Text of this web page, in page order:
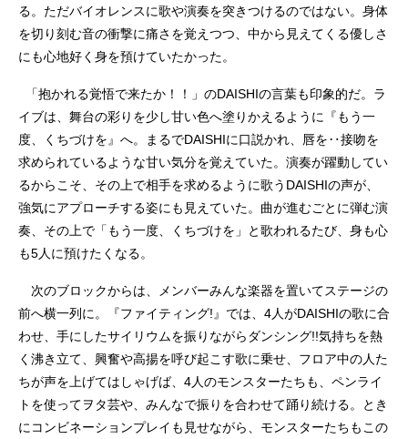
る。ただバイオレンスに歌や演奏を突きつけるのではない。身体
を切り刻む音の衝撃に痛さを覚えつつ、中から見えてくる優しさ
にも心地好く身を預けていたかった。
「抱かれる覚悟で来たか！！」のDAISHIの言葉も印象的だ。ラ
イブは、舞台の彩りを少し甘い色へ塗りかえるように『もう一
度、くちづけを』へ。まるでDAISHIに口説かれ、唇を‥接吻を
求められているような甘い気分を覚えていた。演奏が躍動してい
るからこそ、その上で相手を求めるように歌うDAISHIの声が、
強気にアプローチする姿にも見えていた。曲が進むごとに弾む演
奏、その上で「もう一度、くちづけを」と歌われるたび、身も心
も5人に預けたくなる。
次のブロックからは、メンバーみんな楽器を置いてステージの
前へ横一列に。『ファイティング!』では、4人がDAISHIの歌に合
わせ、手にしたサイリウムを振りながらダンシング!!気持ちを熱
く沸き立て、興奮や高揚を呼び起こす歌に乗せ、フロア中の人た
ちが声を上げてはしゃげば、4人のモンスターたちも、ペンライ
トを使ってヲタ芸や、みんなで振りを合わせて踊り続ける。とき
にコンビネーションプレイも見せながら、モンスターたちもこの